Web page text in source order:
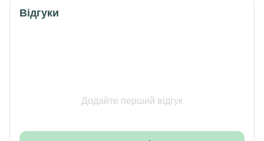
Відгуки
Додайте перший відгук